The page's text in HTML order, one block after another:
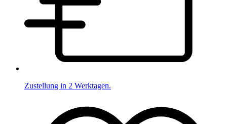
Zustellung in 2 Werktagen.